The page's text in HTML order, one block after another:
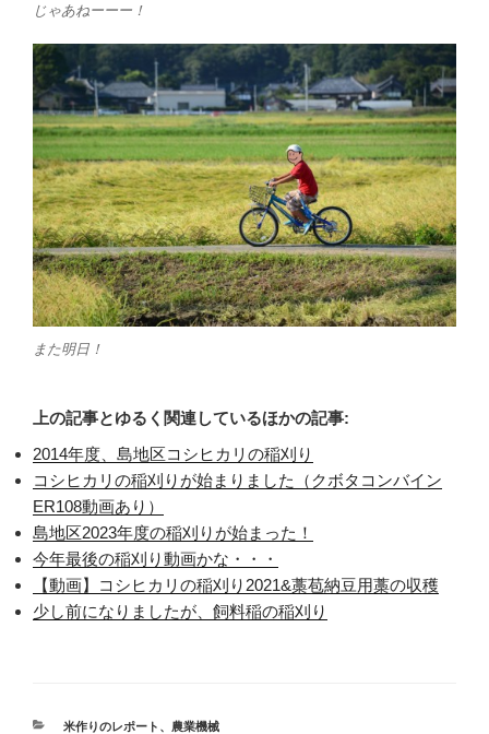
じゃあねーーー！
また明日！
上の記事とゆるく関連しているほかの記事:
2014年度、島地区コシヒカリの稲刈り
コシヒカリの稲刈りが始まりました（クボタコンバイン
ER108動画あり）
島地区2023年度の稲刈りが始まった！
今年最後の稲刈り動画かな・・・
【動画】コシヒカリの稲刈り2021&藁苞納豆用藁の収穫
少し前になりましたが、飼料稲の稲刈り
カ
米作りのレポート 、 農業機械